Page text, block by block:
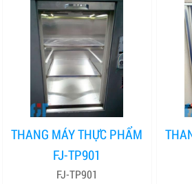
THANG MÁY THỰC PHẨM
FJ-TP901
FJ-TP901